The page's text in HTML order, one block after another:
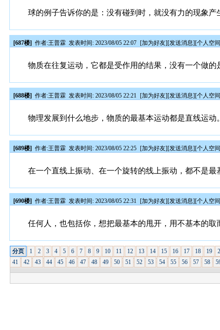
球的例子告诉你的是：没有碰到时，就没有力的现象产
[687楼] 作者:王普霖 发表时间: 2023/08/05 22:07 [加为好友][发送消息][个人空
物质在往复运动，它都是受作用的结果，没有一个做
[688楼] 作者:王普霖 发表时间: 2023/08/05 22:21 [加为好友][发送消息][个人空
物理发展到什么地步，物质的最基本运动都是直线运动
[689楼] 作者:王普霖 发表时间: 2023/08/05 22:25 [加为好友][发送消息][个人空
在一个直线上振动、在一个旋转的线上振动，都不是
[690楼] 作者:王普霖 发表时间: 2023/08/05 22:31 [加为好友][发送消息][个人空
任何人，也包括你，想把最基本的甩开，用不基本的
分页 1 2 3 4 5 6 7 8 9 10 11 12 13 14 15 16 17 18 19
41
42 43 44 45 46 47 48 49 50 51 52 53 54 55 56 57 58